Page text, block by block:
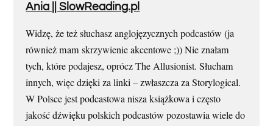
Ania || SlowReading.pl
Widzę, że też słuchasz anglojęzycznych podcastów (ja
również mam skrzywienie akcentowe ;)) Nie znałam
tych, które podajesz, oprócz The Allusionist. Słucham
innych, więc dzięki za linki – zwłaszcza za Storylogical.
W Polsce jest podcastowa nisza książkowa i często
jakość dźwięku polskich podcastów pozostawia wiele do